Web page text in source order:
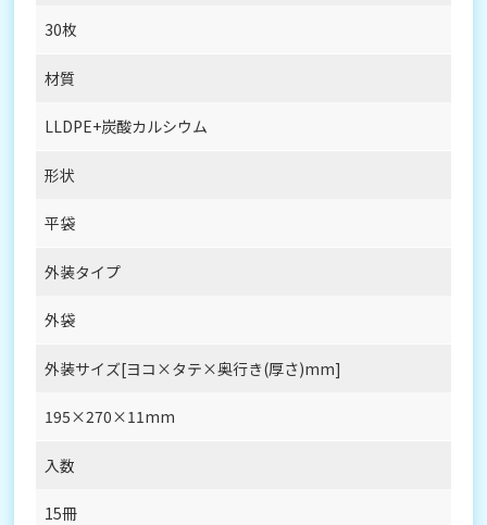
30枚
材質
LLDPE+炭酸カルシウム
形状
平袋
外装タイプ
外袋
外装サイズ[ヨコ×タテ×奥行き(厚さ)mm]
195×270×11mm
入数
15冊